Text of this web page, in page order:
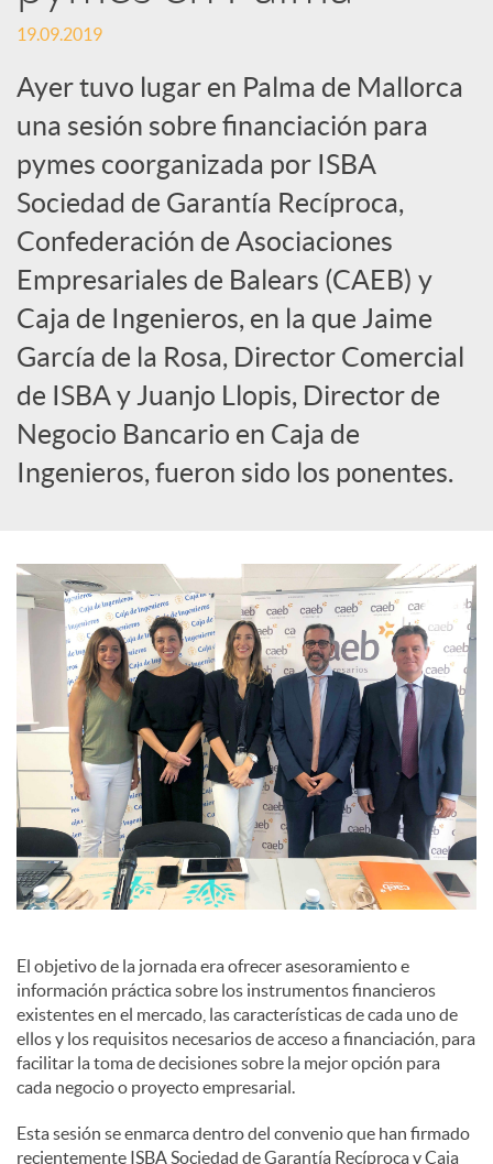
S
o
c
i
a
l
e
s
19.09.2019
Ayer tuvo lugar en Palma de Mallorca
una sesión sobre financiación para
pymes coorganizada por ISBA
Sociedad de Garantía Recíproca,
Confederación de Asociaciones
Empresariales de Balears (CAEB) y
Caja de Ingenieros, en la que Jaime
García de la Rosa, Director Comercial
de ISBA y Juanjo Llopis, Director de
Negocio Bancario en Caja de
Ingenieros, fueron sido los ponentes.
El objetivo de la jornada era ofrecer asesoramiento e
información práctica sobre los instrumentos financieros
existentes en el mercado, las características de cada uno de
ellos y los requisitos necesarios de acceso a financiación, para
facilitar la toma de decisiones sobre la mejor opción para
cada negocio o proyecto empresarial.
Esta sesión se enmarca dentro del convenio que han firmado
recientemente ISBA Sociedad de Garantía Recíproca y Caja